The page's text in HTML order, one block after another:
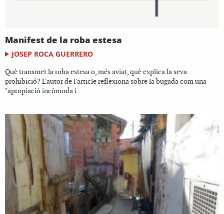
Manifest de la roba estesa
JOSEP ROCA GUERRERO
Què transmet la roba estesa o, més aviat, què explica la seva
prohibició? L'autor de l'article reflexiona sobre la bugada com una
"apropiació incòmoda i...